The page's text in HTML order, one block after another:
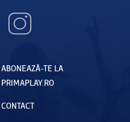
ABONEAZĂ-TE LA
PRIMAPLAY.RO
CONTACT